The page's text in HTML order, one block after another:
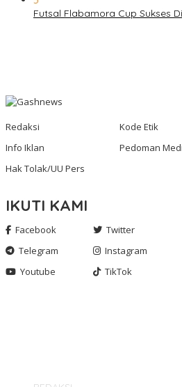
Futsal Flabamora Cup Sukses
Redaksi
Kode Etik
Info Iklan
Pedoman
Hak Tolak/UU Pers
IKUTI KAMI
Facebook
Twitter
Telegram
Instagram
Youtube
TikTok